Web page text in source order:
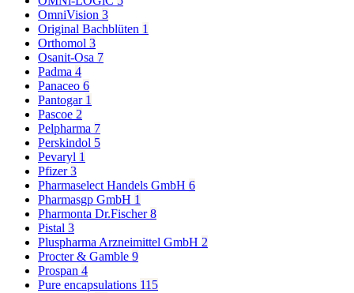
OmniVision 3
Original Bachblüten 1
Orthomol 3
Osanit-Osa 7
Padma 4
Panaceo 6
Pantogar 1
Pascoe 2
Pelpharma 7
Perskindol 5
Pevaryl 1
Pfizer3
Pharmaselect Handels GmbH 6
Pharmasgp GmbH 1
Pharmonta Dr.Fischer8
Pistal 3
Pluspharma Arzneimittel GmbH 2
Procter & Gamble 9
Prospan 4
Pure encapsulations 115